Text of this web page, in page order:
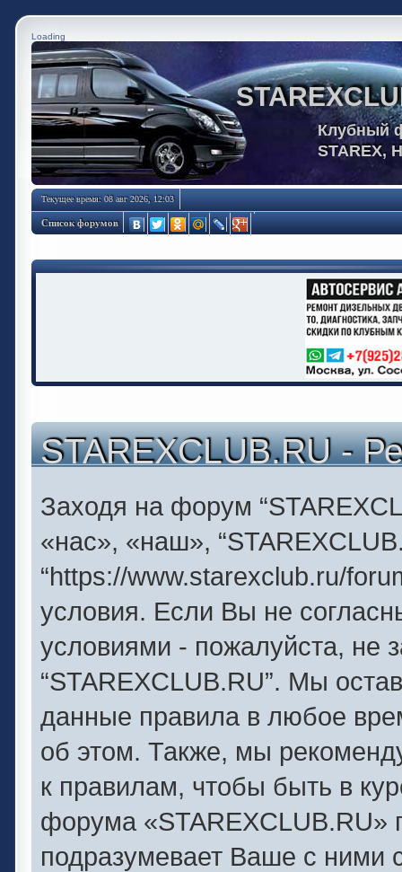
Loading
Клубный
STAREX,
Текущее время: 08 авг 2026, 12:03
Список форумов
STAREXCLUB.RU -
Заходя на форум
«нас», «наш»,
“https://www.starexclub.ru/
условия. Если Вы не
условиями - пожалуйста, не
“STAREXCLUB.RU”. Мы
данные правила в любое
об этом. Также, мы
к правилам, чтобы быть в
форума «STAREXCLUB.RU»
подразумевает Ваше с ними